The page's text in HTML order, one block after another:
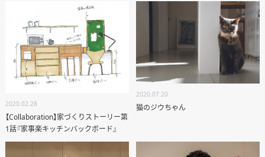
2020.02.28
【Collaboration】家づくりストーリー第
1話『家事楽キッチンバックボード』
2020.07.20
猫のジウちゃん